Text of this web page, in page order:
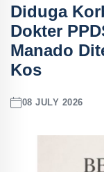
Diduga
Dokter
Manado
Kos
08 JULY 2026